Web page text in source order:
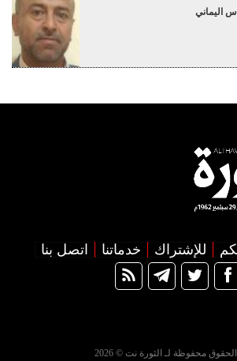
اليماني
للإشتراك خدماتنا اتصل بنا
محفوظة لـ الثورة نت © 2026